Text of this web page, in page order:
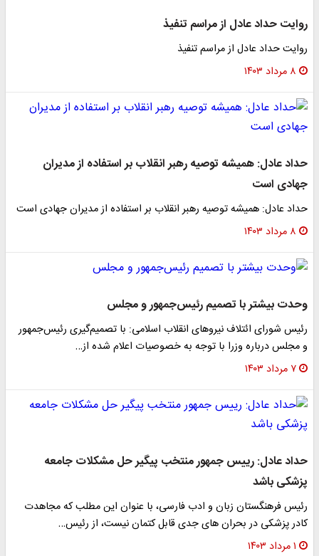
روایت حداد عادل از مراسم تنفیذ
روایت حداد عادل از مراسم تنفیذ
۸ مرداد ۱۴۰۳
حداد عادل: همیشه توصیه رهبر انقلاب بر استفاده از مدیران
جهادی است
حداد عادل: همیشه توصیه رهبر انقلاب بر استفاده از مدیران جهادی است
۸ مرداد ۱۴۰۳
وحدت بیشتر با تصمیم رئیس‌جمهور و مجلس
رئیس شورای ائتلاف نیروهای انقلاب اسلامی: با تصمیم‌گیری رئیس‌جمهور
و مجلس درباره وزرا با توجه به خصوصیات اعلام شده از…
۷ مرداد ۱۴۰۳
حداد عادل: رییس جمهور منتخب پیگیر حل مشکلات جامعه
پزشکی باشد
رئیس فرهنگستان زبان و ادب فارسی، با عنوان این مطلب که مجاهدت
کادر پزشکی در بحران های جدی قابل کتمان نیست، از رئیس…
۱ مرداد ۱۴۰۳